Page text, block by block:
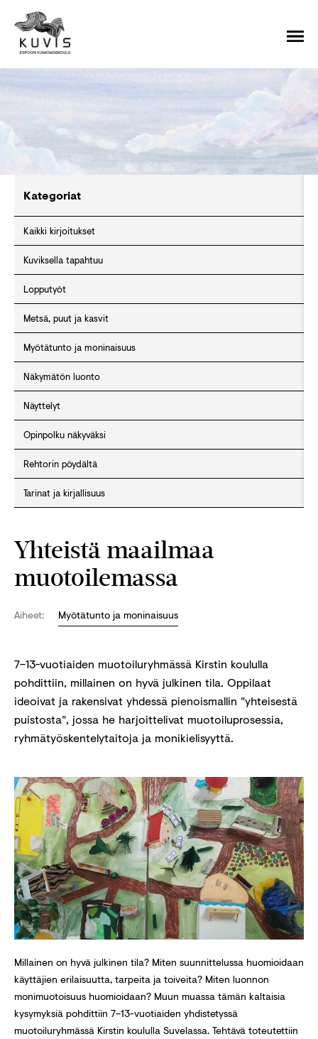
Kategoriat
Kaikki kirjoitukset
Kuviksella tapahtuu
Lopputyöt
Metsä, puut ja kasvit
Myötätunto ja moninaisuus
Näkymätön luonto
Näyttelyt
Opinpolku näkyväksi
Rehtorin pöydältä
Tarinat ja kirjallisuus
Yhteistä maailmaa
muotoilemassa
Aiheet: Myötätunto ja moninaisuus
7–13-vuotiaiden muotoiluryhmässä Kirstin koululla
pohdittiin, millainen on hyvä julkinen tila. Oppilaat
ideoivat ja rakensivat yhdessä pienoismallin "yhteisestä
puistosta", jossa he harjoittelivat muotoiluprosessia,
ryhmätyöskentelytaitoja ja monikielisyyttä.
Millainen on hyvä julkinen tila? Miten suunnittelussa huomioidaan
käyttäjien erilaisuutta, tarpeita ja toiveita? Miten luonnon
monimuotoisuus huomioidaan? Muun muassa tämän kaltaisia
kysymyksiä pohdittiin 7–13-vuotiaiden yhdistetyssä
muotoiluryhmässä Kirstin koululla Suvelassa. Tehtävä toteutettiin